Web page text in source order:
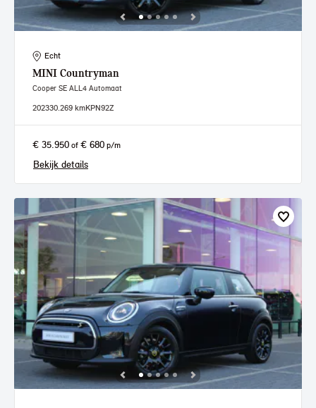
Echt
MINI Countryman
Cooper SE ALL4 Automaat
202330.269 kmKPN92Z
€ 35.950 of € 680 p/m
Bekijk details